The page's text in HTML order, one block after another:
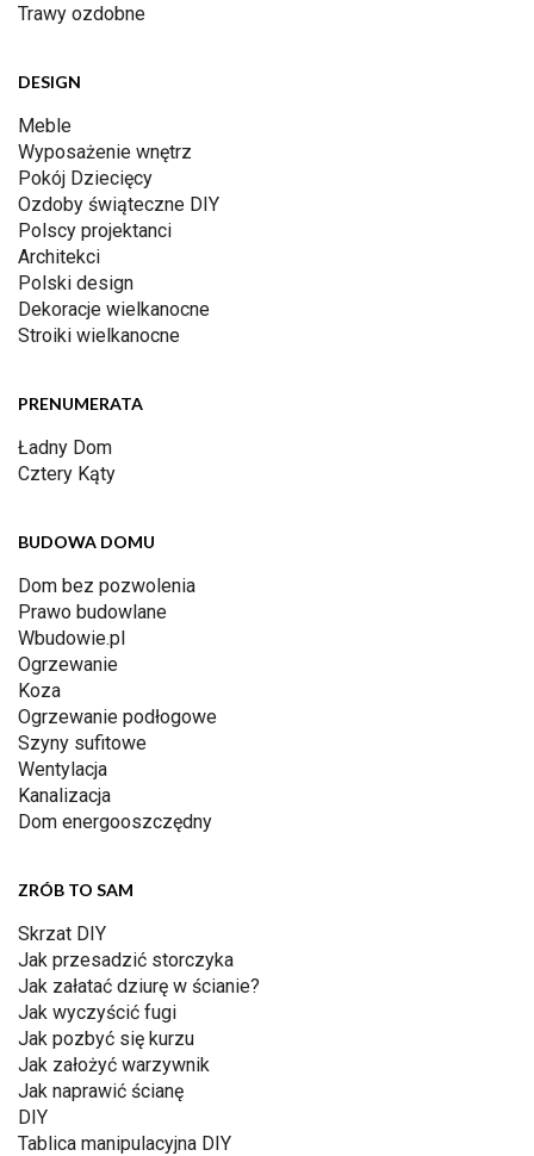
Trawy ozdobne
DESIGN
Meble
Wyposażenie wnętrz
Pokój Dziecięcy
Ozdoby świąteczne DIY
Polscy projektanci
Architekci
Polski design
Dekoracje wielkanocne
Stroiki wielkanocne
PRENUMERATA
Ładny Dom
Cztery Kąty
BUDOWA DOMU
Dom bez pozwolenia
Prawo budowlane
Wbudowie.pl
Ogrzewanie
Koza
Ogrzewanie podłogowe
Szyny sufitowe
Wentylacja
Kanalizacja
Dom energooszczędny
ZRÓB TO SAM
Skrzat DIY
Jak przesadzić storczyka
Jak załatać dziurę w ścianie?
Jak wyczyścić fugi
Jak pozbyć się kurzu
Jak założyć warzywnik
Jak naprawić ścianę
DIY
Tablica manipulacyjna DIY